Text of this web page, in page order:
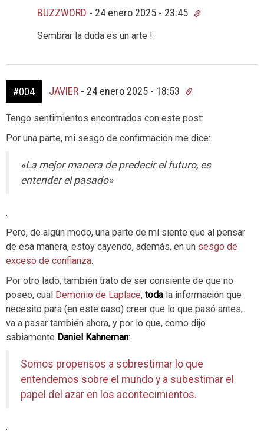
BUZZWORD - 24 enero 2025 - 23:45
Sembrar la duda es un arte !
#004 JAVIER - 24 enero 2025 - 18:53
Tengo sentimientos encontrados con este post:
Por una parte, mi sesgo de confirmación me dice:
«La mejor manera de predecir el futuro, es
entender el pasado»
.
Pero, de algún modo, una parte de mí siente que al pensar
de esa manera, estoy cayendo, además, en un sesgo de
exceso de confianza.
Por otro lado, también trato de ser consiente de que no
poseo, cual Demonio de Laplace, toda la información que
necesito para (en este caso) creer que lo que pasó antes,
va a pasar también ahora, y por lo que, como dijo
sabiamente Daniel Kahneman:
Somos propensos a sobrestimar lo que
entendemos sobre el mundo y a subestimar el
papel del azar en los acontecimientos.
.